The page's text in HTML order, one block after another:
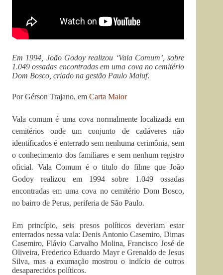
Em 1994, João Godoy realizou ‘Vala Comum’, sobre
1.049 ossadas encontradas em uma cova no cemitério
Dom Bosco, criado na gestão Paulo Maluf.
Por Gérson Trajano, em Carta Maior
Vala comum é uma cova normalmente localizada em
cemitérios onde um conjunto de cadáveres não
identificados é enterrado sem nenhuma cerimônia, sem
o conhecimento dos familiares e sem nenhum registro
oficial. Vala Comum é o titulo do filme que João
Godoy realizou em 1994 sobre 1.049 ossadas
encontradas em uma cova no cemitério Dom Bosco,
no bairro de Perus, periferia de São Paulo.
Em princípio, seis presos políticos deveriam estar
enterrados nessa vala: Denis Antonio Casemiro, Dimas
Casemiro, Flávio Carvalho Molina, Francisco José de
Oliveira, Frederico Eduardo Mayr e Grenaldo de Jesus
Silva, mas a exumação mostrou o indício de outros
desaparecidos políticos.